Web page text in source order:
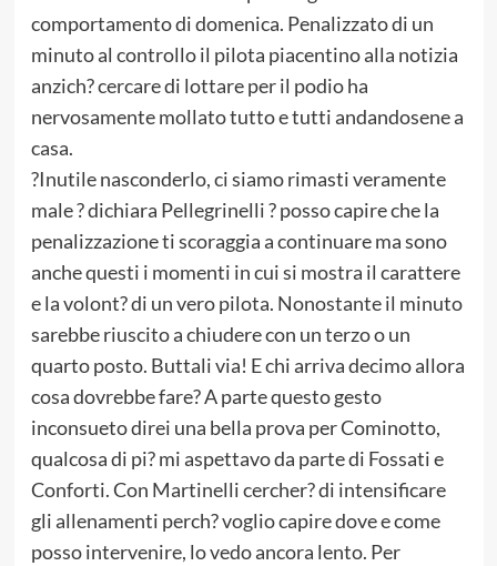
comportamento di domenica. Penalizzato di un
minuto al controllo il pilota piacentino alla notizia
anzich? cercare di lottare per il podio ha
nervosamente mollato tutto e tutti andandosene a
casa.
?Inutile nasconderlo, ci siamo rimasti veramente
male ? dichiara Pellegrinelli ? posso capire che la
penalizzazione ti scoraggia a continuare ma sono
anche questi i momenti in cui si mostra il carattere
e la volont? di un vero pilota. Nonostante il minuto
sarebbe riuscito a chiudere con un terzo o un
quarto posto. Buttali via! E chi arriva decimo allora
cosa dovrebbe fare? A parte questo gesto
inconsueto direi una bella prova per Cominotto,
qualcosa di pi? mi aspettavo da parte di Fossati e
Conforti. Con Martinelli cercher? di intensificare
gli allenamenti perch? voglio capire dove e come
posso intervenire, lo vedo ancora lento. Per